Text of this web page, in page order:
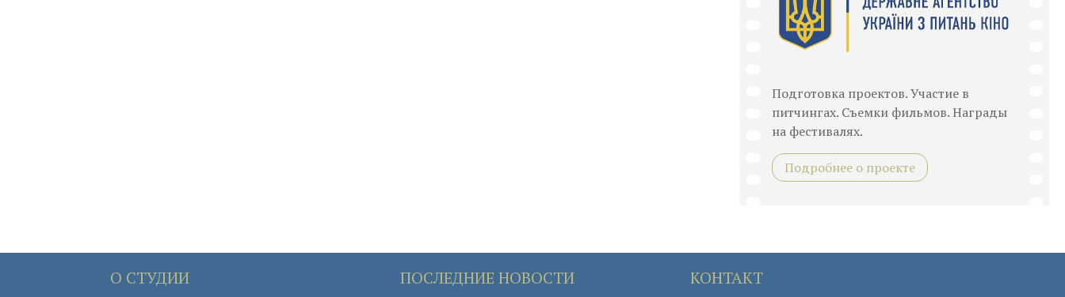
Подготовка проектов. Участие в
питчингах. Съемки фильмов. Награды
на фестивалях.
Подробнее о проекте
О СТУДИИ ПОСЛЕДНИЕ НОВОСТИ КОНТАКТ